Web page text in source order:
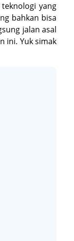
yang
bahkan bisa
jalan asal
ini. Yuk simak